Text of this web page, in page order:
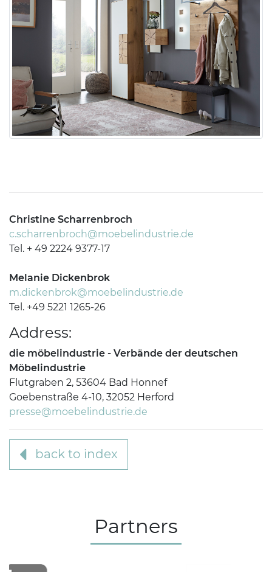
Christine Scharrenbroch
c.scharrenbroch@moebelindustrie.de
Tel. + 49 2224 9377-17
Melanie Dickenbrok
m.dickenbrok@moebelindustrie.de
Tel. +49 5221 1265-26
Address:
die möbelindustrie - Verbände der deutschen
Möbelindustrie
Flutgraben 2, 53604 Bad Honnef
Goebenstraße 4-10, 32052 Herford
presse@moebelindustrie.de
back to index
Partners